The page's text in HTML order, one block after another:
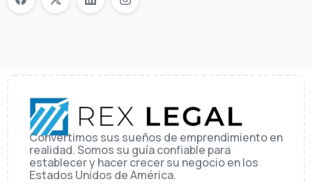
Convertimos sus sueños de emprendimiento en
realidad. Somos su guía confiable para
establecer y hacer crecer su negocio en los
Estados Unidos de América.